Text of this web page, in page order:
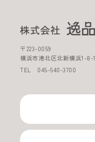
〒223-0059
横浜市港北区北新横浜1-8-1
TEL 045-540-3700